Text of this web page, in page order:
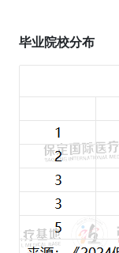
毕业院校分布